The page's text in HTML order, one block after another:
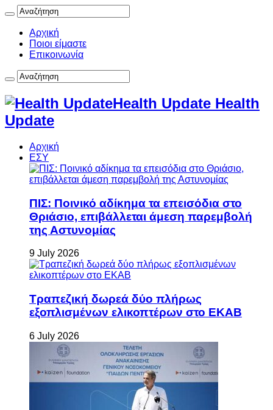
Αρχική
Ποιοι είμαστε
Επικοινωνία
Health Update Health
Update
Αρχική
ΕΣΥ
ΠΙΣ: Ποινικό αδίκημα τα επεισόδια στο
Θριάσιο, επιβάλλεται άμεση παρεμβολή
της Αστυνομίας
9 July 2026
Τραπεζική δωρεά δύο πλήρως
εξοπλισμένων ελικοπτέρων στο ΕΚΑΒ
6 July 2026